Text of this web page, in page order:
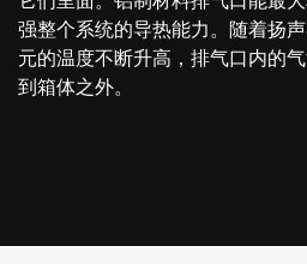
强整个系统的导热能力。随着扬
元的温度不断升高，排气口内的
到箱体之外。